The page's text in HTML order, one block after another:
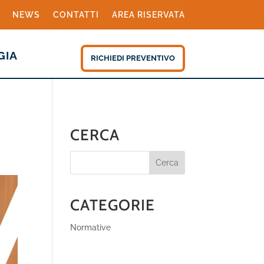
NEWS CONTATTI AREA RISERVATA
RICHIEDI PREVENTIVO
CERCA
Cerca
CATEGORIE
Normative